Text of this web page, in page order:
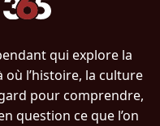
qui explore la
où l’histoire, la culture
pour comprendre,
question ce que l’on